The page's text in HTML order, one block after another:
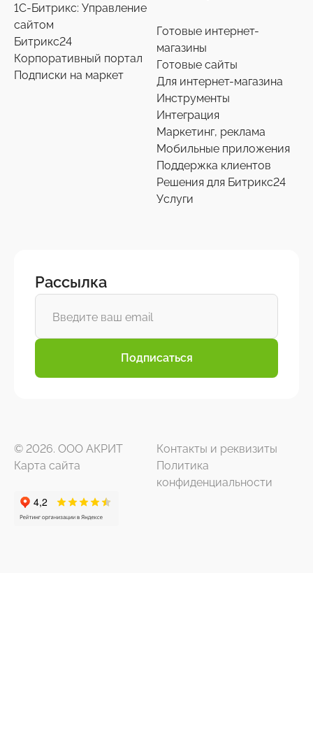
1С-Битрикс: Управление
сайтом
Битрикс24
Корпоративный портал
Подписки на маркет
Готовые интернет-
магазины
Готовые сайты
Для интернет-магазина
Инструменты
Интеграция
Маркетинг, реклама
Мобильные приложения
Поддержка клиентов
Решения для Битрикс24
Услуги
Рассылка
Подписаться
© 2026. ООО АКРИТ
Контакты и реквизиты
Карта сайта
Политика
конфиденциальности